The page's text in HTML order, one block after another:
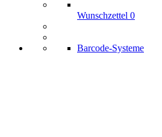
Wunschzettel 0
Barcode-Systeme